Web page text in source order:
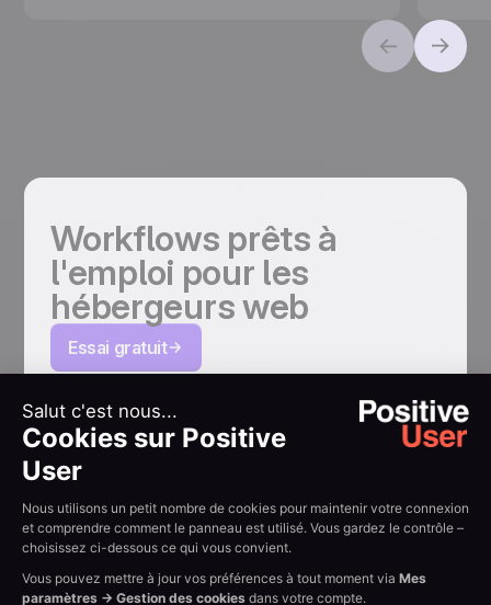
Workflows prêts à
l'emploi pour les
hébergeurs web
Essai gratuit